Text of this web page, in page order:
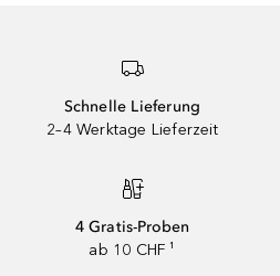
Schnelle Lieferung
2–4 Werktage Lieferzeit
4 Gratis-Proben
ab 10 CHF ¹